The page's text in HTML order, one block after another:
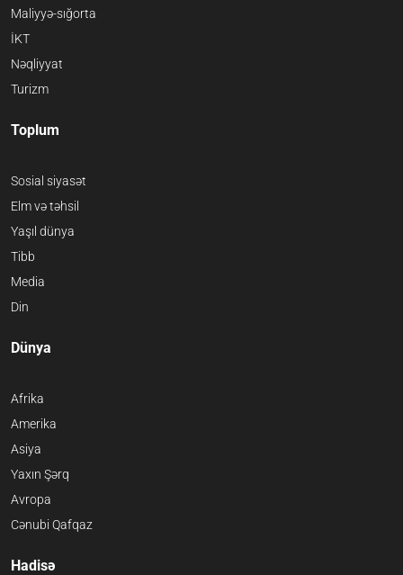
Maliyyə-sığorta
İKT
Nəqliyyat
Turizm
Toplum
Sosial siyasət
Elm və təhsil
Yaşıl dünya
Tibb
Media
Din
Dünya
Afrika
Amerika
Asiya
Yaxın Şərq
Avropa
Cənubi Qafqaz
Hadisə